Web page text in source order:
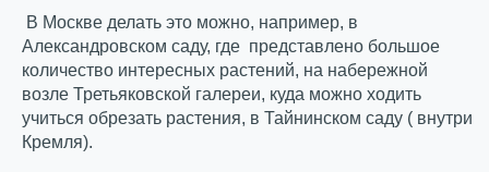
В Москве делать это можно, например, в
Александровском саду, где представлено большое
количество интересных растений, на набережной
возле Третьяковской галереи, куда можно ходить
учиться обрезать растения, в Тайнинском саду ( внутри
Кремля).